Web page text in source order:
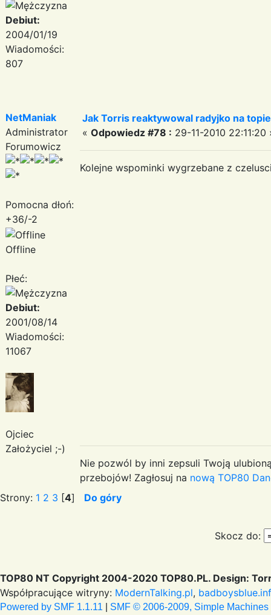
Debiut:
2004/01/19
Wiadomości:
807
NetManiak
Administrator
Forumowicz
Pomocna dłoń:
+36/-2
Offline
Płeć:
Debiut:
2001/08/14
Wiadomości:
11067
Ojciec
Założyciel ;-)
Jak Torris reaktywowal radyjko na topie
« Odpowiedz #78 : 29-11-2010 22:11:20
Kolejne wspominki wygrzebane z
Nie pozwól by inni zepsuli Twoją
przebojów! Zagłosuj na nową TOP80
Strony: 1 2 3 [4] Do góry
Skocz do:
TOP80 NT Copyright 2004-2020 TOP80.PL. Design:
Współpracujące witryny: ModernTalking.pl,
Powered by SMF 1.1.11 SMF © 2006-2009, Simple Machines